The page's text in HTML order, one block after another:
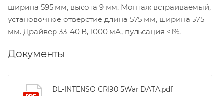
ширина 595 мм, высота 9 мм. Монтаж встраиваемый,
установочное отверстие длина 575 мм, ширина 575
мм. Драйвер 33-40 В, 1000 мА, пульсация <1%.
Документы
DL-INTENSO CRI90 5War DATA.pdf